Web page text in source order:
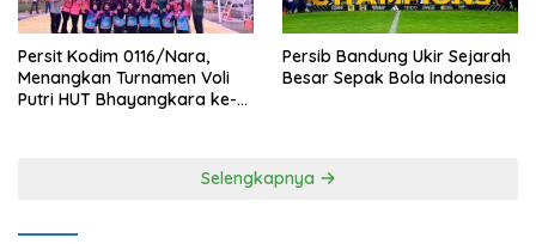
Persit Kodim 0116/Nara,
Menangkan Turnamen Voli
Putri HUT Bhayangkara ke-
Persib Bandung Ukir Sejarah
Besar Sepak Bola Indonesia
Selengkapnya